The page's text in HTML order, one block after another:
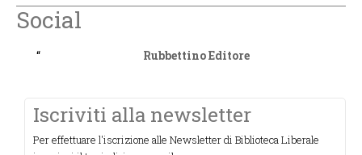
Social
Rubbettino Editore
Iscriviti alla newsletter
Per effettuare l'iscrizione alle Newsletter di Biblioteca Liberale